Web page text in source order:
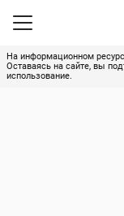
На информационном
Оставаясь на сайте, вы
использование.